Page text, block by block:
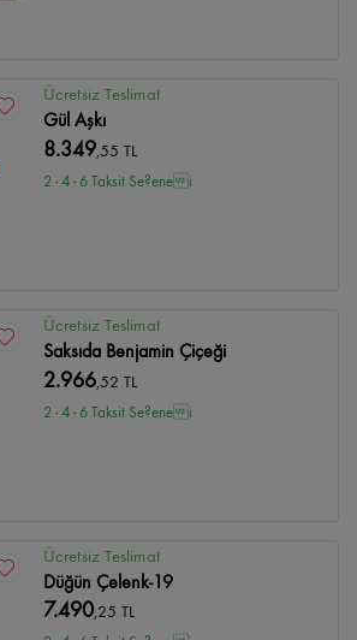
Ücretsiz Teslimat
Gül Aşkı
8.349,55 TL
2 - 4 - 6 Taksit Se?enei
Ücretsiz Teslimat
Saksıda Benjamin Çiçeği
2.966,52 TL
2 - 4 - 6 Taksit Se?enei
Ücretsiz Teslimat
Düğün Çelenk-19
7.490,25 TL